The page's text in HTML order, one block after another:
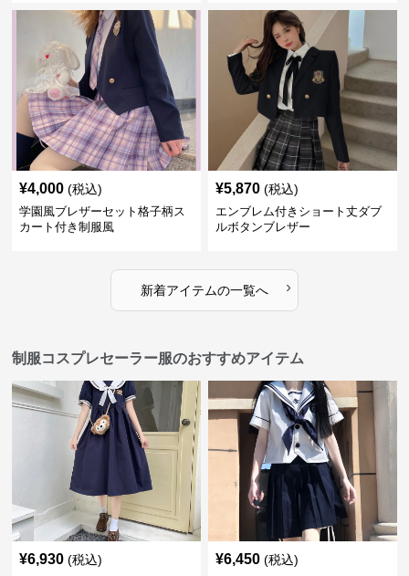
¥4,000 (税込)
学園風ブレザーセット格子柄ス
カート付き制服風
¥5,870 (税込)
エンブレム付きショート丈ダブ
ルボタンブレザー
新着アイテムの一覧へ ›
制服コスプレセーラー服のおすすめアイテム
¥6,930 (税込) ¥6,450 (税込)